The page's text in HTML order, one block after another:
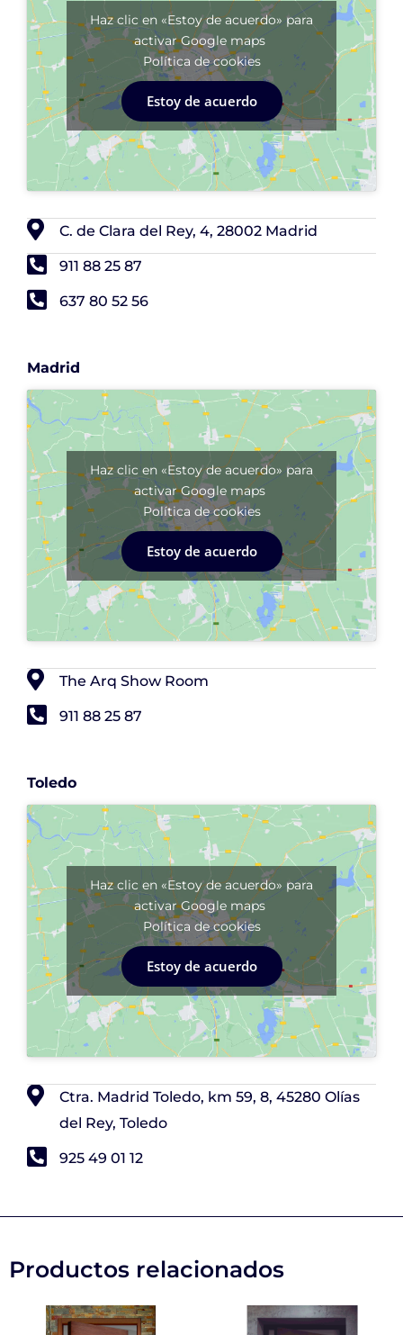
Haz clic en «Estoy de acuerdo» para
activar Google maps
Política de cookies
Estoy de acuerdo
C. de Clara del Rey, 4, 28002 Madrid
911 88 25 87
637 80 52 56
Madrid
Haz clic en «Estoy de acuerdo» para
activar Google maps
Política de cookies
Estoy de acuerdo
The Arq Show Room
911 88 25 87
Toledo
Haz clic en «Estoy de acuerdo» para
activar Google maps
Política de cookies
Estoy de acuerdo
Ctra. Madrid Toledo, km 59, 8, 45280 Olías
del Rey, Toledo
925 49 01 12
Productos relacionados